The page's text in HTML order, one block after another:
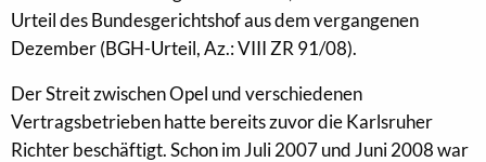
Urteil des Bundesgerichtshof aus dem vergangenen
Dezember (BGH-Urteil, Az.: VIII ZR 91/08).
Der Streit zwischen Opel und verschiedenen
Vertragsbetrieben hatte bereits zuvor die Karlsruher
Richter beschäftigt. Schon im Juli 2007 und Juni 2008 war